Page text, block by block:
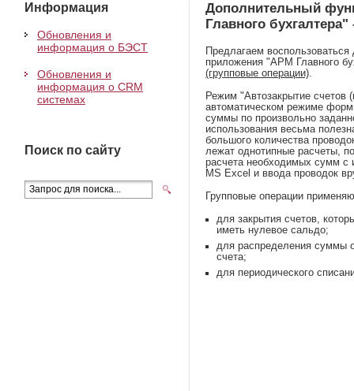
Дополнительный
Главного
Предлагаем
приложения "АРМ Главного
(групповые операции).
Режим "Автозакрытие счетов
автоматическом режиме
суммы по произвольно
использования весьма
большого количества
лежат однотипные расчеты,
расчета необходимых сумм с
MS Excel и ввода проводок
Групповые операции
для закрытия счетов,
иметь нулевое сальдо;
для распределения суммы
счета;
для периодического
Информация
Обновления и
информация о БЭСТ
Обновления и
информация о CRM
системах
Поиск по сайту